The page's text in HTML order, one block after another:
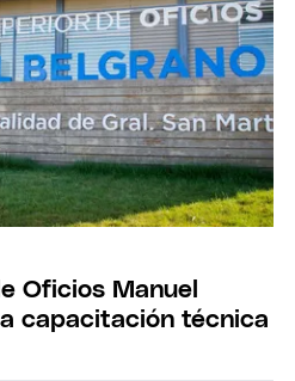
Oficios Manuel
capacitación técnica